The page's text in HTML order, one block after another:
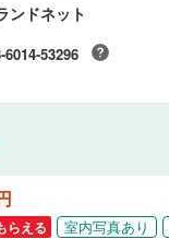
ンドネット
6014-53296
らえる 室内写真あり